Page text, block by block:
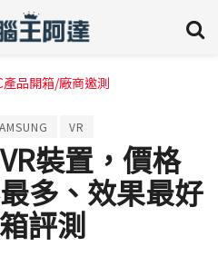
產品開箱/廠商邀測
VR
裝置，價格
多、效果最好
評測